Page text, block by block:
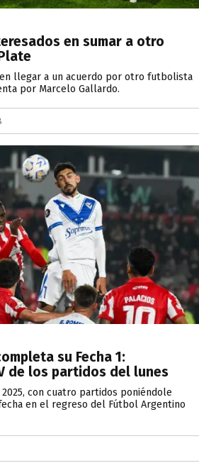
en sumar a otro
llegar a un acuerdo por otro futbolista
por Marcelo Gallardo.
su Fecha 1:
de los partidos del lunes
con cuatro partidos poniéndole
en el regreso del Fútbol Argentino